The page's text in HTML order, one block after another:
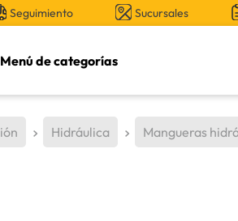
Seguimiento Sucursales
Menú de categorías
Hidráulica Mangueras
MÁS BUSCADOS